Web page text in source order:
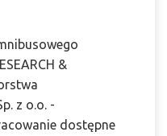
&
z o.o. -
dostępne